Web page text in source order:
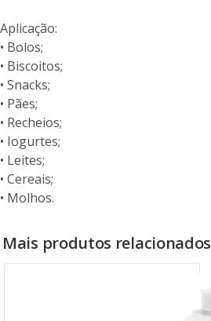
Aplicação:
• Bolos;
• Biscoitos;
• Snacks;
• Pães;
• Recheios;
• Iogurtes;
• Leites;
• Cereais;
• Molhos.
Mais produtos relacionados